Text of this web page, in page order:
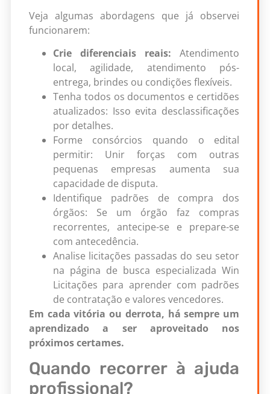
Veja algumas abordagens que já observei
funcionarem:
Crie diferenciais reais: Atendimento
local, agilidade, atendimento pós-
entrega, brindes ou condições flexíveis.
Tenha todos os documentos e certidões
atualizados: Isso evita desclassificações
por detalhes.
Forme consórcios quando o edital
permitir: Unir forças com outras
pequenas empresas aumenta sua
capacidade de disputa.
Identifique padrões de compra dos
órgãos: Se um órgão faz compras
recorrentes, antecipe-se e prepare-se
com antecedência.
Analise licitações passadas do seu setor
na página de busca especializada Win
Licitações para aprender com padrões
de contratação e valores vencedores.
Em cada vitória ou derrota, há sempre um
aprendizado a ser aproveitado nos
próximos certames.
Quando recorrer à ajuda
profissional?